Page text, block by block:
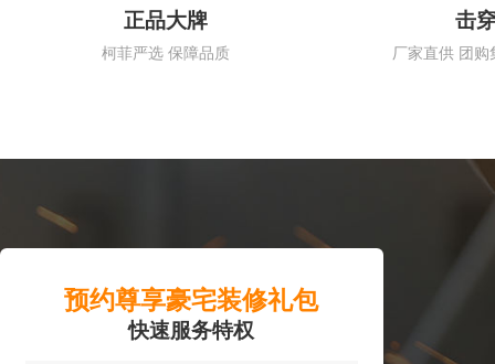
正品大牌
柯菲严选 保障品质
击
厂家直供 团购
预约尊享豪宅装修礼包
快速服务特权